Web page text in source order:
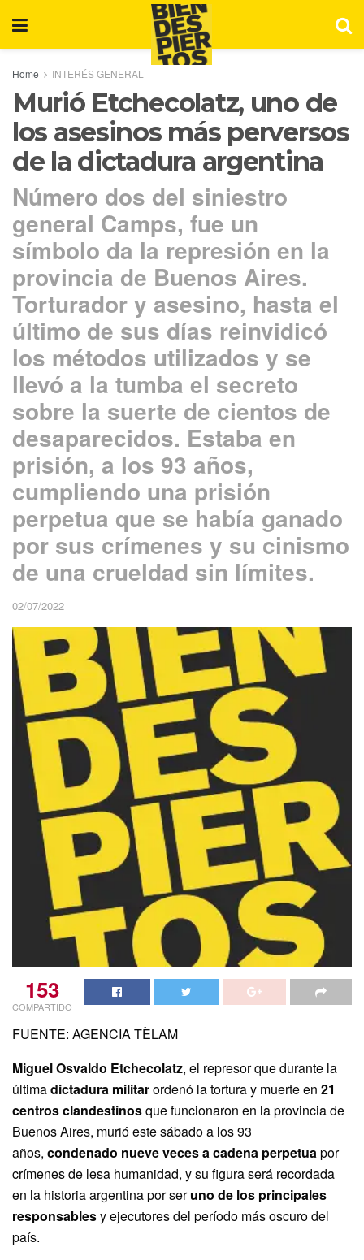
Home INTERÉS GENERAL
Murió Etchecolatz, uno de
los asesinos más perversos
de la dictadura argentina
Número dos del siniestro
general Camps, fue un
símbolo da la represión en la
provincia de Buenos Aires.
Torturador y asesino, hasta el
último de sus días reinvidicó
los métodos utilizados y se
llevó a la tumba el secreto
sobre la suerte de cientos de
desaparecidos. Estaba en
prisión, a los 93 años,
cumpliendo una prisión
perpetua que se había ganado
por sus crímenes y su cinismo
de una crueldad sin límites.
02/07/2022
153
COMPARTIDO
FUENTE: AGENCIA TÈLAM
Miguel Osvaldo Etchecolatz, el represor que durante la
últimadictadura militarordenó la tortura y muerte en 21
centros clandestinosque funcionaron en la provincia de
Buenos Aires, murió este sábado a los 93
años, condenado nueve veces a cadena perpetuapor
crímenes de lesa humanidad, y su figura será recordada
en la historia argentina por seruno de los principales
responsablesy ejecutores del período más oscuro del
país.